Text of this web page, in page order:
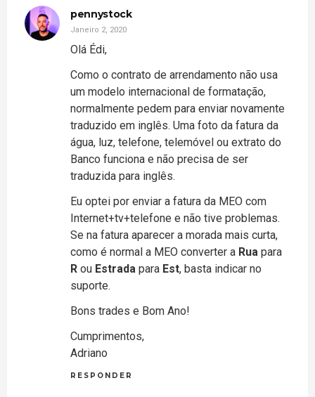
pennystock
Janeiro 2, 2020
Olá Édi,
Como o contrato de arrendamento não usa
um modelo internacional de formatação,
normalmente pedem para enviar novamente
traduzido em inglês. Uma foto da fatura da
água, luz, telefone, telemóvel ou extrato do
Banco funciona e não precisa de ser
traduzida para inglês.
Eu optei por enviar a fatura da MEO com
Internet+tv+telefone e não tive problemas.
Se na fatura aparecer a morada mais curta,
como é normal a MEO converter a Rua para
R ou Estrada para Est, basta indicar no
suporte.
Bons trades e Bom Ano!
Cumprimentos,
Adriano
RESPONDER